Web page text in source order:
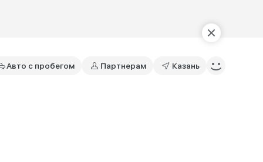
Авто с пробегом Партнерам Казань